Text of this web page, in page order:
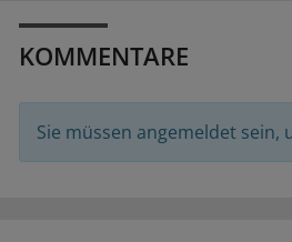
KOMMENTARE
Sie müssen angemeldet